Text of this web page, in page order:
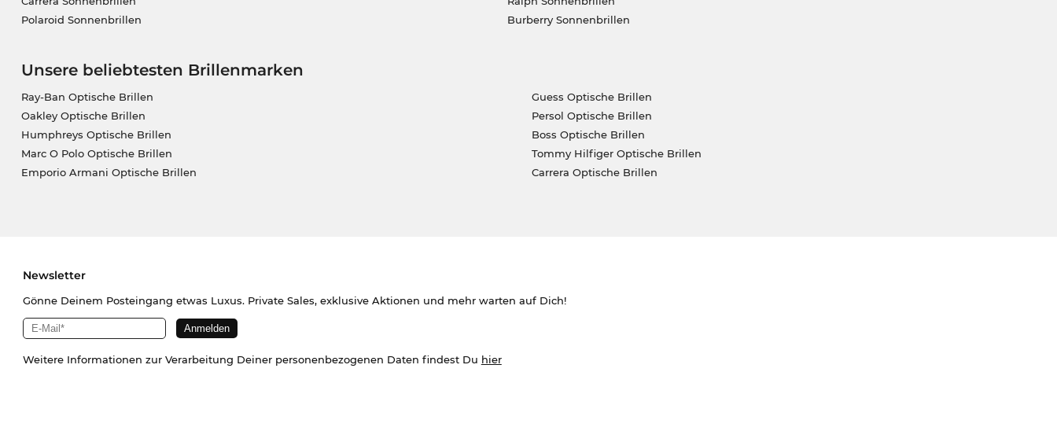
Polaroid Sonnenbrillen
Burberry Sonnenbrillen
Unsere beliebtesten Brillenmarken
Ray-Ban Optische Brillen
Oakley Optische Brillen
Humphreys Optische Brillen
Marc O Polo Optische Brillen
Emporio Armani Optische Brillen
Guess Optische Brillen
Persol Optische Brillen
Boss Optische Brillen
Tommy Hilfiger Optische Brillen
Carrera Optische Brillen
Newsletter
Gönne Deinem Posteingang etwas Luxus. Private Sales, exklusive Aktionen und mehr warten auf Dich!
Weitere Informationen zur Verarbeitung Deiner personenbezogenen Daten findest Du hier